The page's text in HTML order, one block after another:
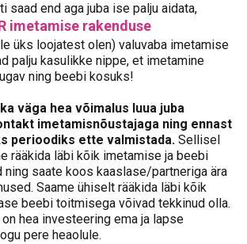
saad end aga juba ise palju aidata,
imetamise rakenduse
üks loojatest olen) valuvaba imetamise
palju kasulikke nippe, et imetamine
ning beebi kosuks!
väga hea võimalus luua juba
imetamisnõustajaga ning ennast
perioodiks ette valmistada. Sellisel
rääkida läbi kõik imetamise ja beebi
saate koos kaaslase/partneriga ära
Saame ühiselt rääkida läbi kõik
beebi toitmisega võivad tekkinud olla.
hea investeering ema ja lapse
pere heaolule.